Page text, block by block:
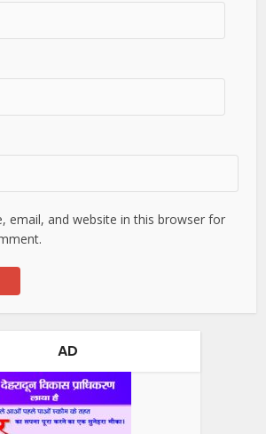
email, and website in this browser for
AD